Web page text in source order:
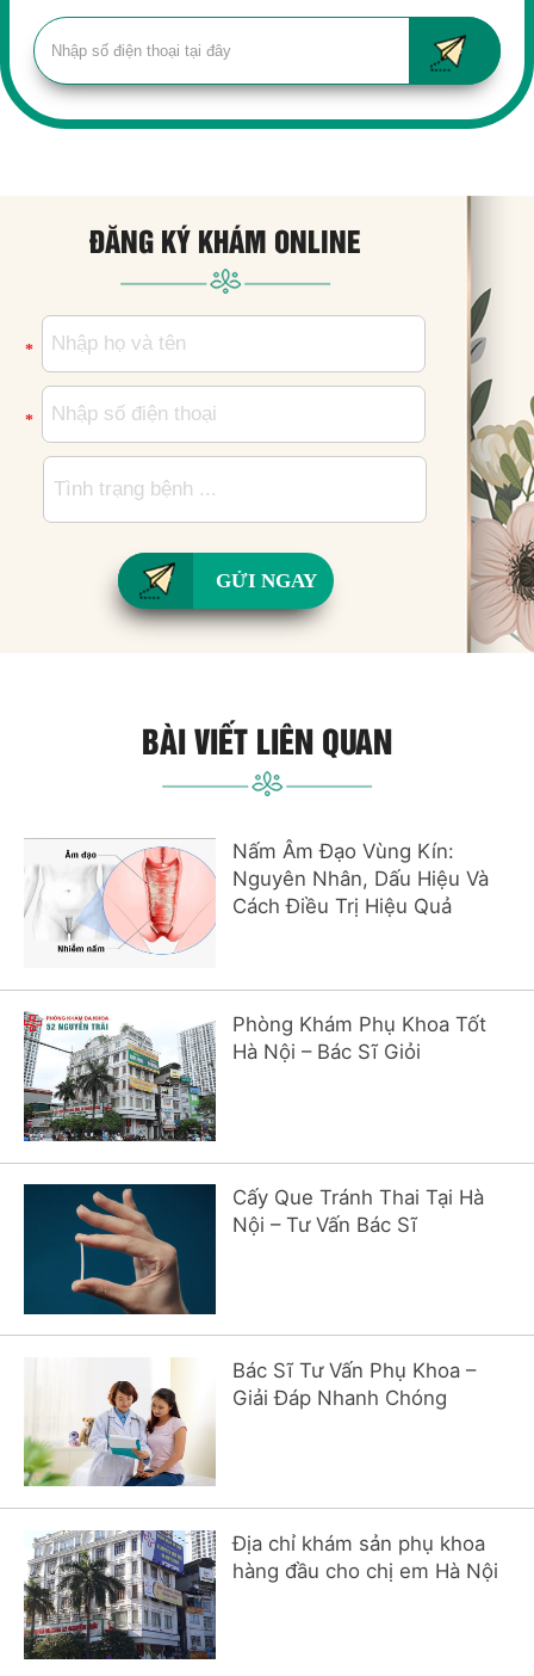
ĐĂNG KÝ KHÁM ONLINE
*
*
GỬI NGAY
BÀI VIẾT LIÊN QUAN
Nấm Âm Đạo Vùng Kín:
Nguyên Nhân, Dấu Hiệu Và
Cách Điều Trị Hiệu Quả
Phòng Khám Phụ Khoa Tốt
Hà Nội – Bác Sĩ Giỏi
Cấy Que Tránh Thai Tại Hà
Nội – Tư Vấn Bác Sĩ
Bác Sĩ Tư Vấn Phụ Khoa –
Giải Đáp Nhanh Chóng
Địa chỉ khám sản phụ khoa
hàng đầu cho chị em Hà Nội